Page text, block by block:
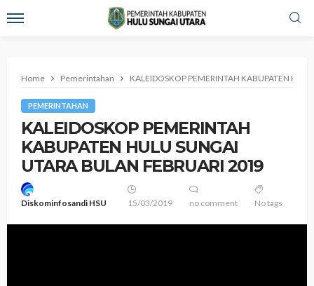
Home Pemerintahan KALEIDOSKOP PEMERINTAH KABUPATEN
PEMERINTAHAN
KALEIDOSKOP PEMERINTAH
KABUPATEN HULU SUNGAI
UTARA BULAN FEBRUARI 2019
Diskominfosandi HSU 15/03/2019 no comment No tags